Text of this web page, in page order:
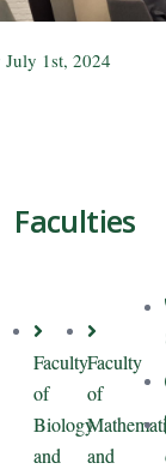
1st, 2024
Faculties
Faculty
of
Biology
and
Faculty
of
and